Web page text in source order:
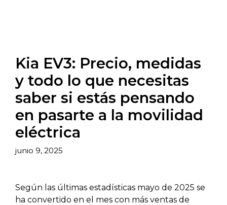
Kia EV3: Precio, medidas
y todo lo que necesitas
saber si estás pensando
en pasarte a la movilidad
eléctrica
junio 9, 2025
Según las últimas estadísticas mayo de 2025 se
ha convertido en el mes con más ventas de